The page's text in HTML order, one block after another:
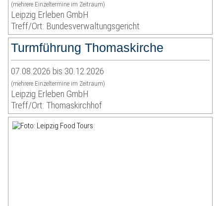
(mehrere Einzeltermine im Zeitraum)
Leipzig Erleben GmbH
Treff/Ort: Bundesverwaltungsgericht
Turmführung Thomaskirche
07.08.2026 bis 30.12.2026
(mehrere Einzeltermine im Zeitraum)
Leipzig Erleben GmbH
Treff/Ort: Thomaskirchhof